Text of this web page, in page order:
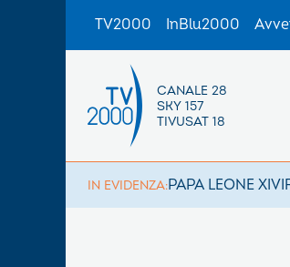
TV2000 InBlu2000
CANALE 28
SKY 157
TIVUSAT 18
IN EVIDENZA:PAPA LEONE XIV